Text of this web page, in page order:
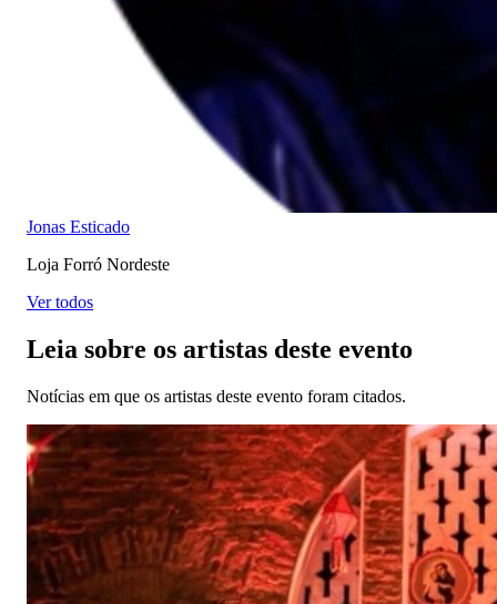
Jonas Esticado
Loja Forró Nordeste
Ver todos
Leia sobre os artistas deste evento
Notícias em que os artistas deste evento foram citados.